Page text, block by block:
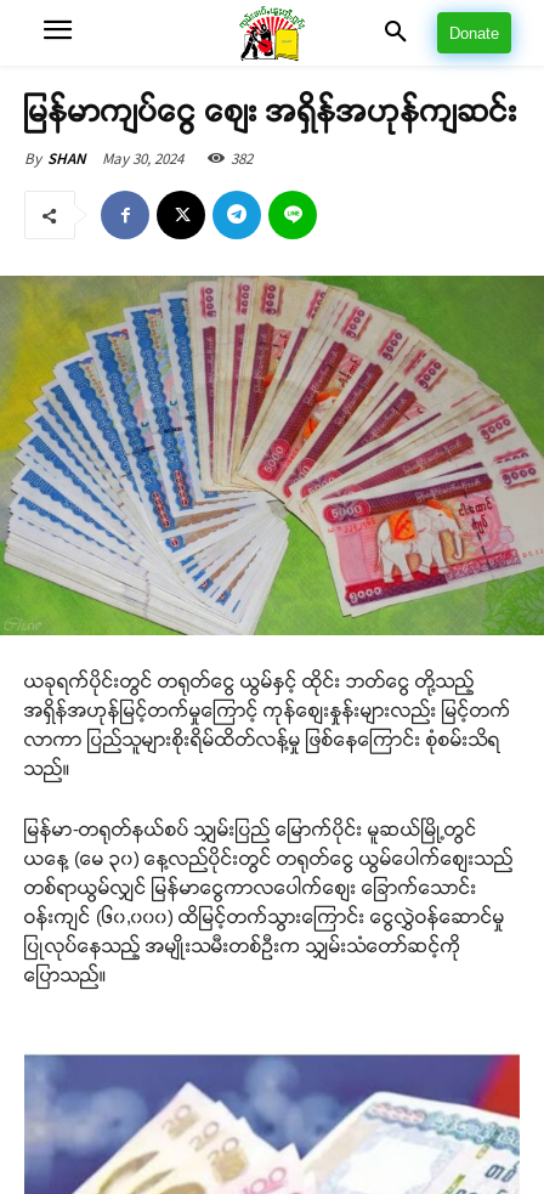
Donate
မြန်မာကျပ်ငွေ စျေး အရှိန်အဟုန်ကျဆင်း
By SHAN May 30, 2024 382
ယခုရက်ပိုင်းတွင် တရုတ်ငွေ ယွမ်နှင့် ထိုင်း ဘတ်ငွေ တို့သည့်
အရှိန်အဟုန်မြင့်တက်မှုကြောင့် ကုန်စျေးနှုန်းများလည်း မြင့်တက်
လာကာ ပြည်သူများစိုးရိမ်ထိတ်လန့်မှု ဖြစ်နေကြောင်း စုံစမ်းသိရ
သည်။
မြန်မာ-တရုတ်နယ်စပ် သျှမ်းပြည် မြောက်ပိုင်း မူဆယ်မြို့တွင်
ယနေ့ (မေ ၃၀) နေ့လည်ပိုင်းတွင် တရုတ်ငွေ ယွမ်ပေါက်စျေးသည်
တစ်ရာယွမ်လျှင် မြန်မာငွေကာလပေါက်စျေး ခြောက်သောင်း
ဝန်းကျင် (၆၀,၀၀၀) ထိမြင့်တက်သွားကြောင်း ငွေလွှဲဝန်ဆောင်မှု
ပြုလုပ်နေသည့် အမျိုးသမီးတစ်ဦးက သျှမ်းသံတော်ဆင့်ကို
ပြောသည်။